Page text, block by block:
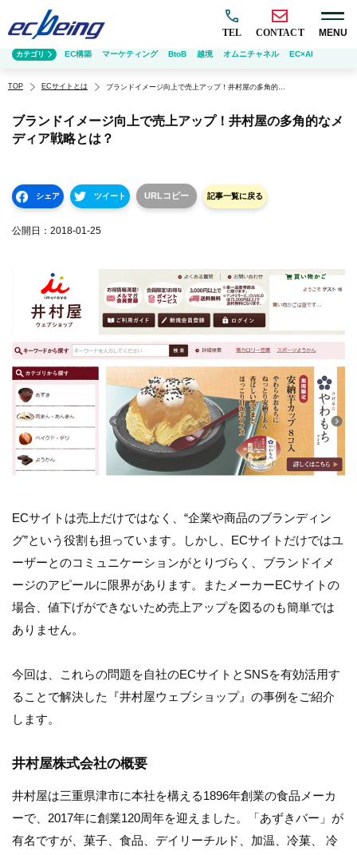
TEL CONTACT MENU
TOP ECサイトとは ブランドイメージ向上で売上アップ！井村屋の多角的なメディア戦略とは？
ブランドイメージ向上で売上アップ！井村屋の多角的なメ
ディア戦略とは？
シェア ツイート URLコピー 記事一覧に戻る
公開日： 2018-01-25
ECサイトは売上だけではなく、“企業や商品のブランディン
グ”という役割も担っています。しかし、ECサイトだけではユ
ーザーとのコミュニケーションがとりづらく、ブランドイメ
ージのアピールに限界があります。またメーカーECサイトの
場合、値下げができないため売上アップを図るのも簡単では
ありません。
今回は、これらの問題を自社のECサイトとSNSを有効活用す
ることで解決した『井村屋ウェブショップ』の事例をご紹介
します。
井村屋株式会社の概要
井村屋は三重県津市に本社を構える1896年創業の食品メーカ
ーで、2017年に創業120周年を迎えました。「あずきバー」が
有名ですが、菓子、食品、デイリーチルド、加温、冷菓、 冷
カテゴリ EC構築 マーケティング BtoB 越境 オムニチャネル EC×AI